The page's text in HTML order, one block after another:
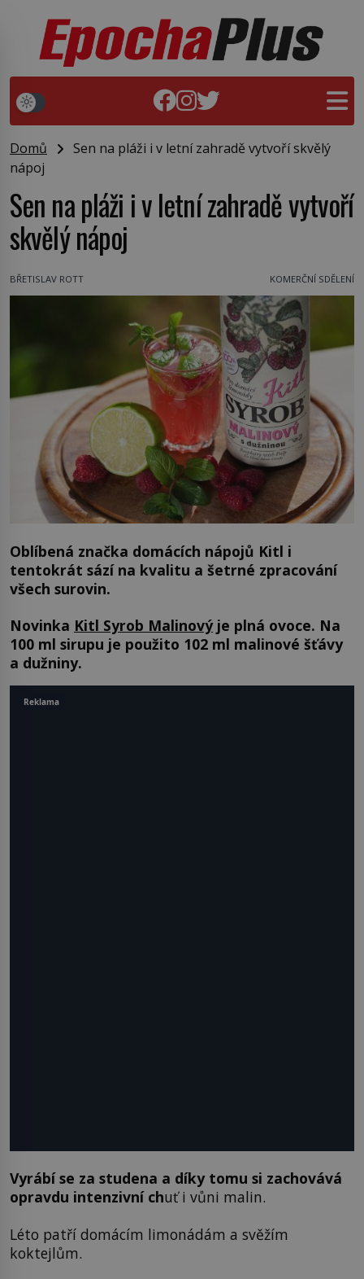
Domů
Sen na pláži i v letní zahradě vytvoří skvělý
nápoj
Sen na pláži i v letní zahradě vytvoří
skvělý nápoj
BŘETISLAV ROTT KOMERČNÍ SDĚLENÍ
Oblíbená značka domácích nápojů Kitl i
tentokrát sází na kvalitu a šetrné zpracování
všech surovin.
Novinka Kitl Syrob Malinovýje plná ovoce. Na
100 ml sirupu je použito 102 ml malinové šťávy
a dužniny.
Vyrábí se za studena a díky tomu si zachovává
opravdu intenzivní chuť i vůni malin.
Léto patří domácím limonádám a svěžím
koktejlům.
Reklama